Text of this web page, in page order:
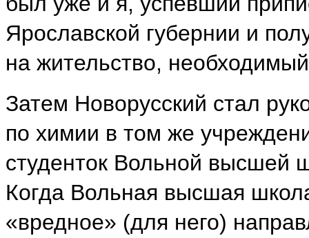
Ярославской губернии и
на жительство,
Затем Новорусский стал
по химии в том же
студенток Вольной высшей
Когда Вольная высшая
«вредное» (для него)